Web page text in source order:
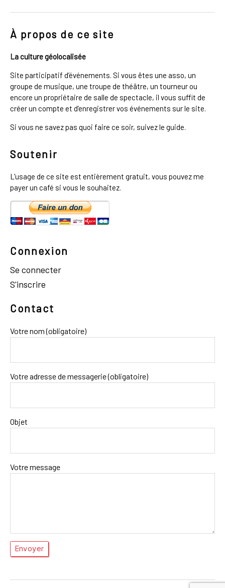
À propos de ce site
La culture géolocalisée
Site participatif d’événements. Si vous êtes une asso, un
groupe de musique, une troupe de théâtre, un tourneur ou
encore un propriétaire de salle de spectacle, il vous suffit de
créer un compte et d’enregistrer vos événements sur le site.
Si vous ne savez pas quoi faire ce soir, suivez le guide.
Soutenir
L'usage de ce site est entièrement gratuit, vous pouvez me
payer un café si vous le souhaitez.
Connexion
Se connecter
S'inscrire
Contact
Votre nom (obligatoire)
Votre adresse de messagerie (obligatoire)
Objet
Votre message